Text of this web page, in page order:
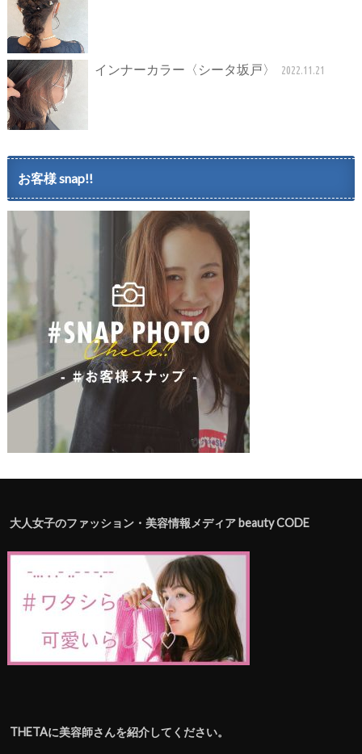
インナーカラー〈シータ坂戸〉 2022.11.21
お客様 snap!!
大人女子のファッション・美容情報メディア beauty CODE
THETAに美容師さんを紹介してください。